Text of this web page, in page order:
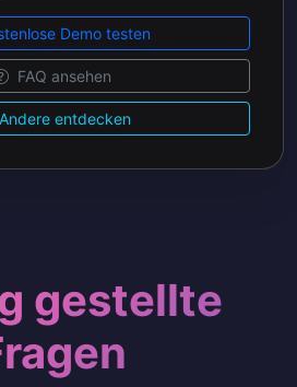
Demo testen
FAQ ansehen
Andere entdecken
gestellte